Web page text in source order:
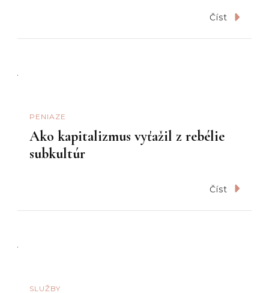
Číst
PENIAZE
Ako kapitalizmus vyťažil z rebélie
subkultúr
Číst
SLUŽBY